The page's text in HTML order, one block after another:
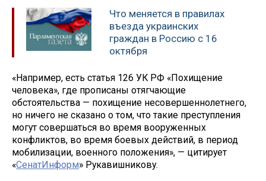
Что меняется в правилах
въезда украинских
граждан в Россию с 16
октября
«Например, есть статья 126 УК РФ «Похищение
человека», где прописаны отягчающие
обстоятельства — похищение несовершеннолетнего,
но ничего не сказано о том, что такие преступления
могут совершаться во время вооруженных
конфликтов, во время боевых действий, в период
мобилизации, военного положения», — цитирует
«СенатИнформ» Рукавишникову.